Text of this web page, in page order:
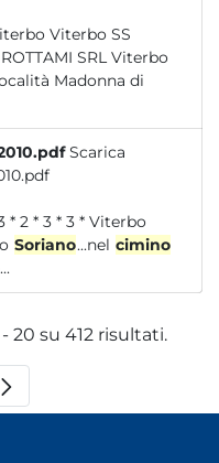
Viterbo SS
ROTTAMI SRL Viterbo
Madonna di
Scarica
Soriano...nel cimino
- 20 su 412 risultati.